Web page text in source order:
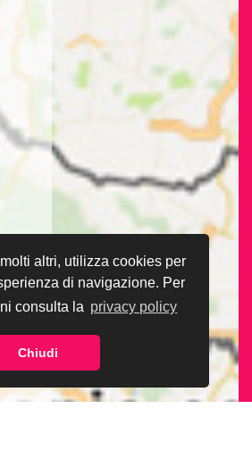
altri, utilizza cookies per
di navigazione. Per
consulta la privacy policy
Chiudi